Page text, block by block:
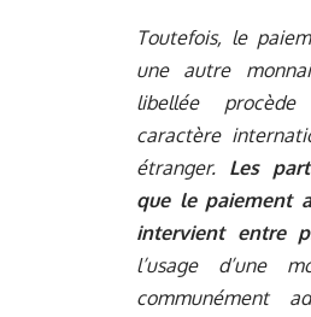
Toutefois, le
une autre
libellée
caractère
étranger. Les
que le paiement
intervient entre
l’usage d’une
communément